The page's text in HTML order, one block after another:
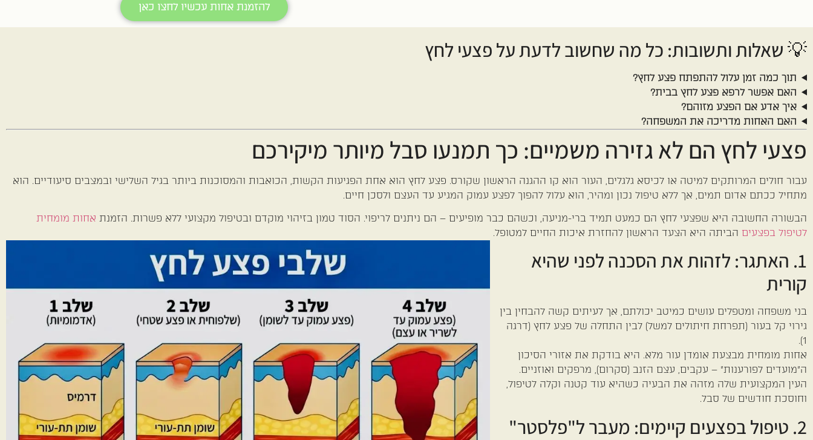
להזמנת אחות עכשיו לחצו כאן
💡 שאלות ותשובות: כל מה שחשוב לדעת על פצעי לחץ
תוך כמה זמן עלול להתפתח פצע לחץ?
האם אפשר לרפא פצע לחץ בבית?
איך אדע אם הפצע מזוהם?
האם האחות מדריכה את המשפחה?
פצעי לחץ הם לא גזירה משמיים: כך תמנעו סבל מיותר מיקירכם
עבור חולים המרותקים למיטה או לכיסא גלגלים, העור הוא קו ההגנה הראשון שקורס. פצע לחץ הוא אחת הפגיעות הקשות, הכואבות והמסוכנות ביותר בגיל השלישי ובמצבים סיעודיים. הוא
מתחיל ככתם אדום תמים, אך ללא טיפול נכון ומהיר, הוא עלול להפוך לפצע עמוק המגיע עד העצם ולסכן חיים.
הבשורה החשובה היא שפצעי לחץ הם כמעט תמיד ברי-מניעה, וכשהם כבר מופיעים – הם ניתנים לריפוי. הסוד טמון בזיהוי מוקדם ובטיפול מקצועי ללא פשרות. הזמנת אחות מומחית
לטיפול בפצעים הביתה היא הצעד הראשון להחזרת איכות החיים למטופל.
1. האתגר: לזהות את הסכנה לפני שהיא
קורית
בני משפחה ומטפלים עושים כמיטב יכולתם, אך לעיתים קשה להבחין בין
גירוי קל בעור (תפרחת חיתולים למשל) לבין התחלה של פצע לחץ (דרגה
1).
אחות מומחית מבצעת אומדן עור מלא. היא בודקת את אזורי הסיכון
ה"מועדים לפורענות" – עקבים, עצם הזנב (סקרום), מרפקים ואוזניים.
העין המקצועית שלה מזהה את הבעיה כשהיא עוד קטנה וקלה לטיפול,
וחוסכת חודשים של סבל.
2. טיפול בפצעים קיימים: מעבר ל"פלסטר"